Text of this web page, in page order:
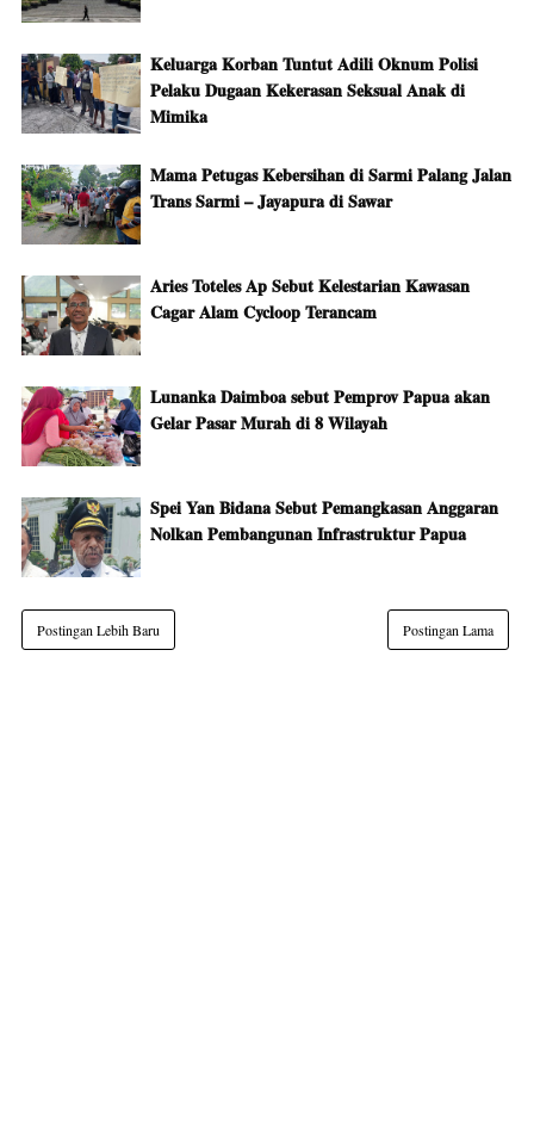
Keluarga Korban Tuntut Adili Oknum Polisi
Pelaku Dugaan Kekerasan Seksual Anak di
Mimika
Mama Petugas Kebersihan di Sarmi Palang Jalan
Trans Sarmi – Jayapura di Sawar
Aries Toteles Ap Sebut Kelestarian Kawasan
Cagar Alam Cycloop Terancam
Lunanka Daimboa sebut Pemprov Papua akan
Gelar Pasar Murah di 8 Wilayah
Spei Yan Bidana Sebut Pemangkasan Anggaran
Nolkan Pembangunan Infrastruktur Papua
Postingan Lebih Baru Postingan Lama